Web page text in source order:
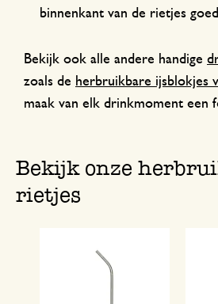
binnenkant van de rietjes
Bekijk ook alle andere handige
zoals de herbruikbare ijsblokjes
maak van elk drinkmoment een
Bekijk onze
rietjes